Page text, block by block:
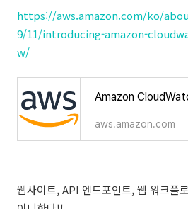
https://aws.amazon.com/ko/
9/11/introducing-amazon-
w/
aws.amazon.com
웹사이트, API 엔드포인트, 웹 워크플